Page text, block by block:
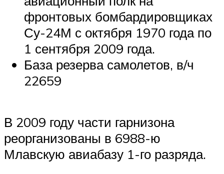
фронтовых бомбардировщиках
Су-24М с октября 1970 года по
1 сентября 2009 года.
База резерва самолетов, в/ч
22659
В 2009 году части гарнизона
реорганизованы в 6988-ю
Млавскую авиабазу 1-го разряда.